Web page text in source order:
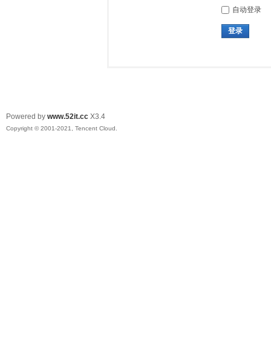
自动登录
登录
Powered by www.52it.cc X3.4
Copyright © 2001-2021, Tencent Cloud.